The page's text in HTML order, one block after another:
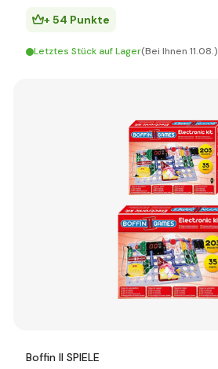
+ 54 Punkte
Letztes Stück auf Lager(Bei Ihnen 11.08.)
Boffin II SPIELE